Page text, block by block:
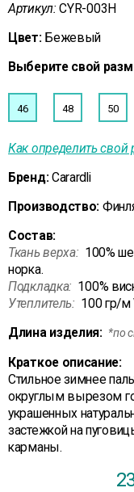
Артикул: CYR-003Н
Цвет: Бежевый
Выберите свой
46 48 50
Как определить свой
Бренд: Carardli
Производство:
Состав:
Ткань верха: 100%
норка.
Подкладка: 100%
Утеплитель: 100 гр/м
Длина изделия: *по
Краткое описание:
Стильное зимнее
округлым вырезом
украшенных
застежкой на
карманы.